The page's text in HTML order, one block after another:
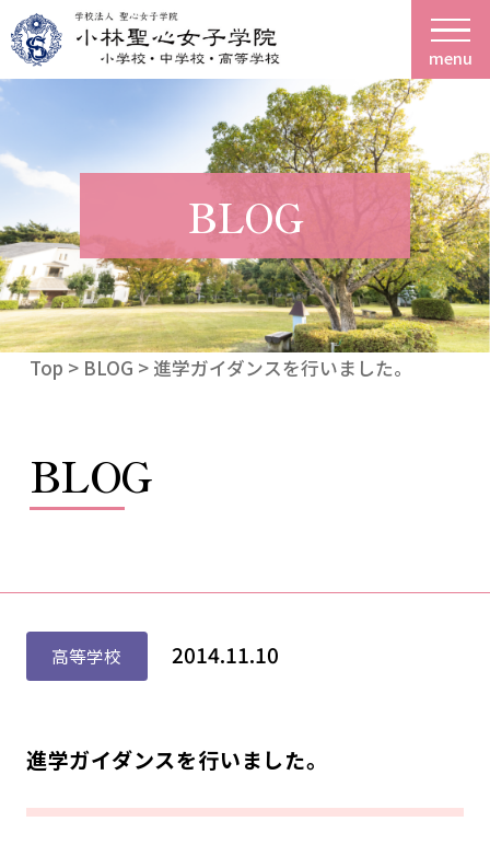
menu
BLOG
Top > BLOG > 進学ガイダンスを行いました。
BLOG
高等学校 2014.11.10
進学ガイダンスを行いました。